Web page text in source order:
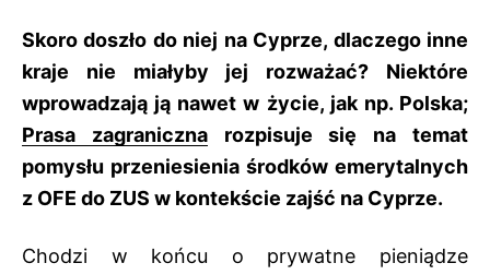
Skoro doszło do niej na Cyprze, dlaczego inne
kraje nie miałyby jej rozważać? Niektóre
wprowadzają ją nawet w życie, jak np. Polska;
Prasa zagranicznarozpisuje się na temat
pomysłu przeniesienia środków emerytalnych
z OFE do ZUS w kontekście zajść na Cyprze.
Chodzi w końcu o prywatne pieniądze